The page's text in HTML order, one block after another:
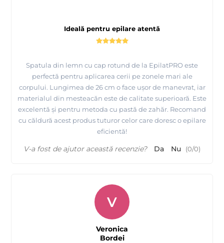
Ideală pentru epilare atentă
Spatula din lemn cu cap rotund de la EpilatPRO este
perfectă pentru aplicarea cerii pe zonele mari ale
corpului. Lungimea de 26 cm o face ușor de manevrat, iar
materialul din mesteacăn este de calitate superioară. Este
excelentă și pentru metoda cu pastă de zahăr. Recomand
cu căldură acest produs tuturor celor care doresc o epilare
eficientă!
V-a fost de ajutor această recenzie? Da Nu (0/0)
V
Veronica
Bordei